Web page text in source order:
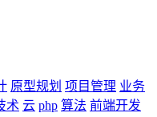
原型规划 项目管理 业务
术 云 php 算法 前端开发